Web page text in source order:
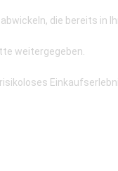
die bereits in
weitergegeben.